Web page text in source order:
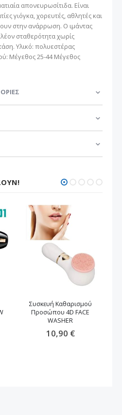
απονευρωσίτιδα. Είναι
γιόγκα, χορευτές, αθλητές και
στην ανάρρωση. Ο ιμάντας
σταθερότητα χωρίς
Υλικό: πολυεστέρας
Μέγεθος 25-44 Μέγεθος
Συσκευή Καθαρισμού
Προσώπου 4D FACE
WASHER
10,90 €